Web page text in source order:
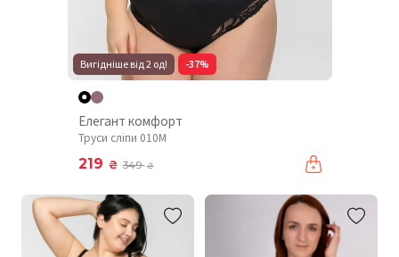
Вигідніше від 2 од! -37%
Елегант комфорт
Труси сліпи 010М
219 ₴ 349₴